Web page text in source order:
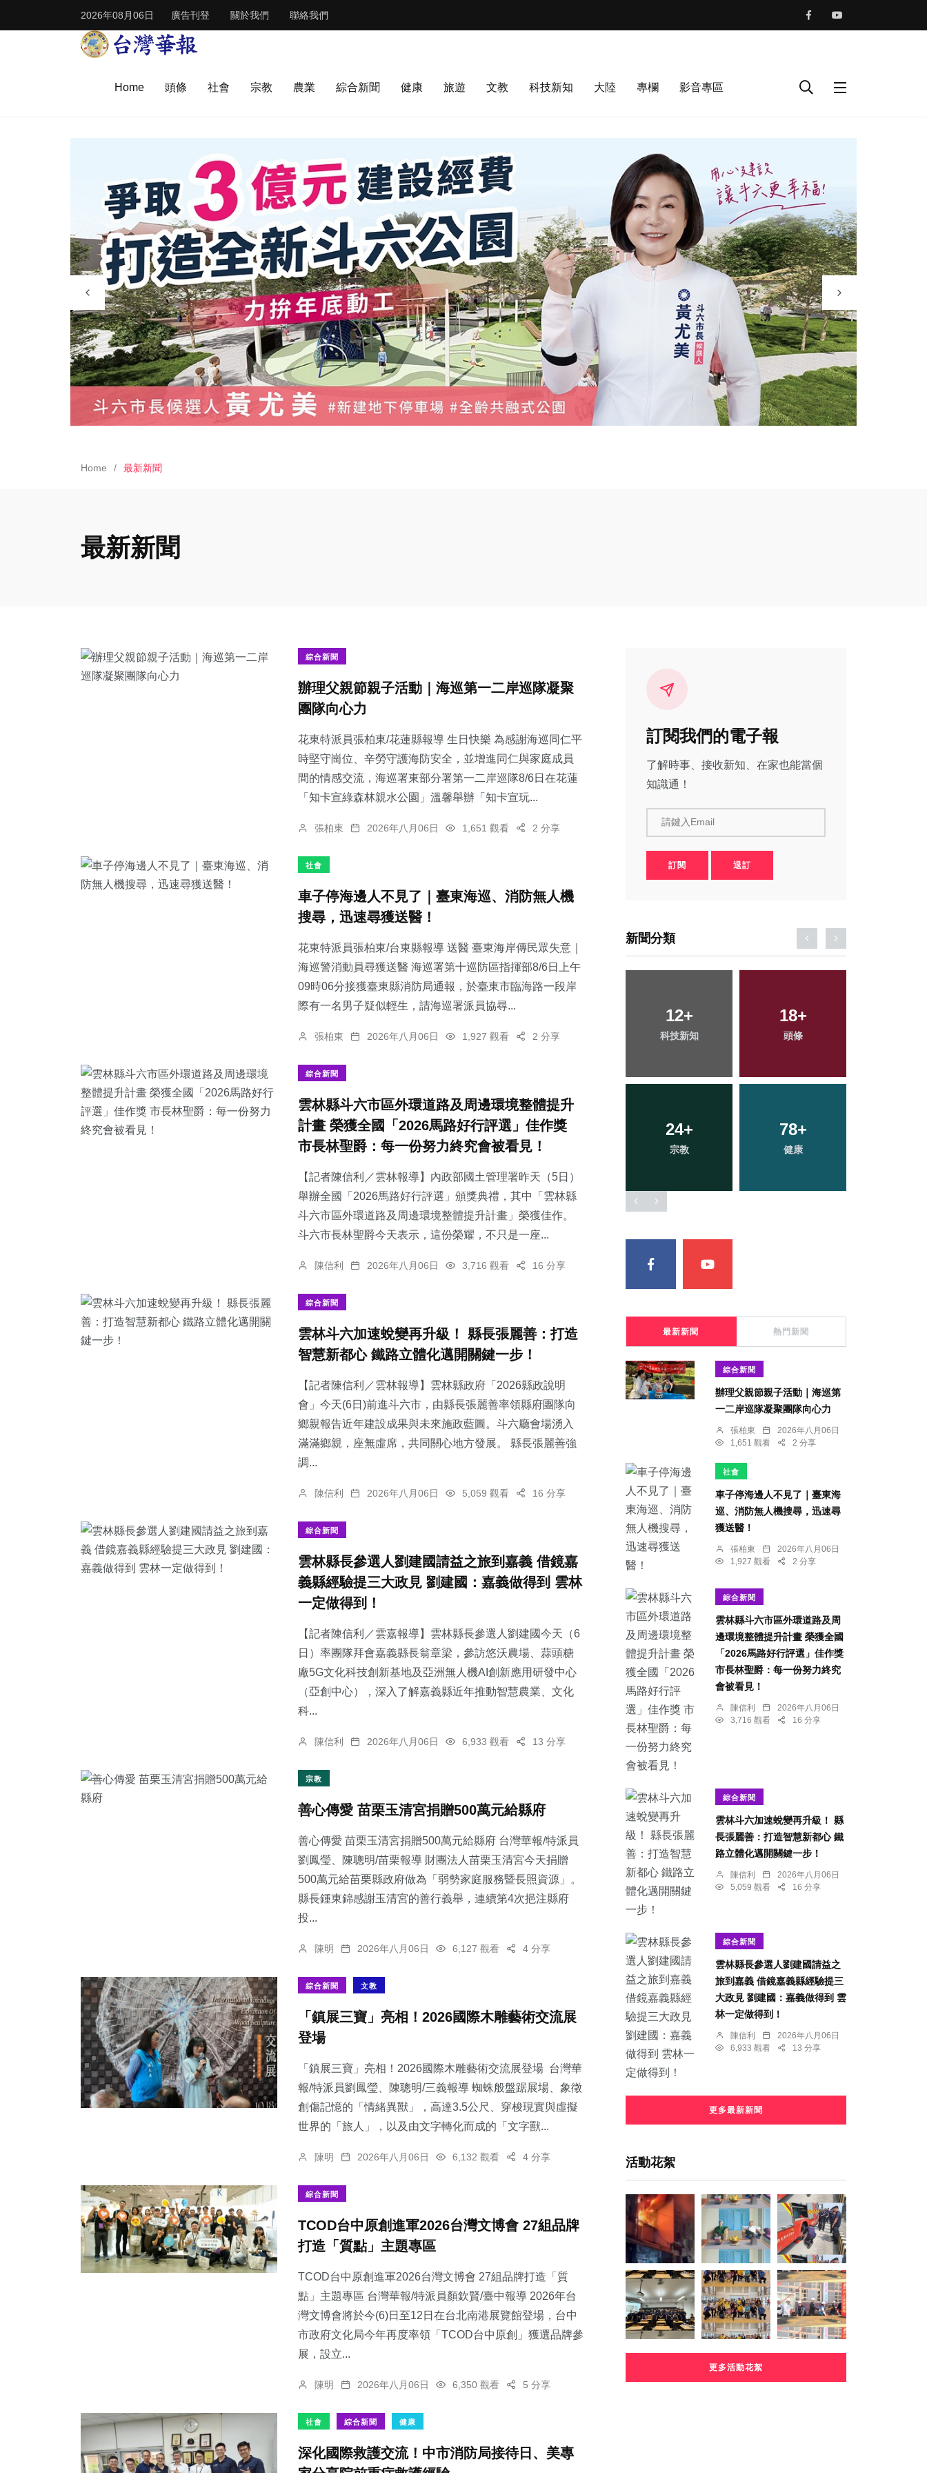
2026年08月06日 廣告刊登 關於我們 聯絡我們
Home 頭條 社會 宗教 農業 綜合新聞 健康 旅遊 文教 科技新知 大陸 專欄 影音專區
Home 最新新聞
最新新聞
綜合新聞
辦理父親節親子活動｜海巡第一二岸巡隊凝聚
團隊向心力
花東特派員張柏東/花蓮縣報導 生日快樂 為感謝海巡同仁平
時堅守崗位、辛勞守護海防安全，並增進同仁與家庭成員
間的情感交流，海巡署東部分署第一二岸巡隊8/6日在花蓮
「知卡宣綠森林親水公園」溫馨舉辦「知卡宣玩...
張柏東 2026年八月06日 1,651 觀看 2 分享
社會
車子停海邊人不見了｜臺東海巡、消防無人機
搜尋，迅速尋獲送醫！
花東特派員張柏東/台東縣報導 送醫 臺東海岸傳民眾失意｜
海巡警消動員尋獲送醫 海巡署第十巡防區指揮部8/6日上午
09時06分接獲臺東縣消防局通報，於臺東市臨海路一段岸
際有一名男子疑似輕生，請海巡署派員協尋...
張柏東 2026年八月06日 1,927 觀看 2 分享
綜合新聞
雲林縣斗六市區外環道路及周邊環境整體提升
計畫 榮獲全國「2026馬路好行評選」佳作獎
市長林聖爵：每一份努力終究會被看見！
【記者陳信利／雲林報導】內政部國土管理署昨天（5日）
舉辦全國「2026馬路好行評選」頒獎典禮，其中「雲林縣
斗六市區外環道路及周邊環境整體提升計畫」榮獲佳作。
斗六市長林聖爵今天表示，這份榮耀，不只是一座...
陳信利 2026年八月06日 3,716 觀看 16 分享
綜合新聞
雲林斗六加速蛻變再升級！ 縣長張麗善：打造
智慧新都心 鐵路立體化邁開關鍵一步！
【記者陳信利／雲林報導】雲林縣政府「2026縣政說明
會」今天(6日)前進斗六市，由縣長張麗善率領縣府團隊向
鄉親報告近年建設成果與未來施政藍圖。斗六廳會場湧入
滿滿鄉親，座無虛席，共同關心地方發展。 縣長張麗善強
調...
陳信利 2026年八月06日 5,059 觀看 16 分享
綜合新聞
雲林縣長參選人劉建國請益之旅到嘉義 借鏡嘉
義縣經驗提三大政見 劉建國：嘉義做得到 雲林
一定做得到！
【記者陳信利／雲嘉報導】雲林縣長參選人劉建國今天（6
日）率團隊拜會嘉義縣長翁章梁，參訪悠沃農場、蒜頭糖
廠5G文化科技創新基地及亞洲無人機AI創新應用研發中心
（亞創中心），深入了解嘉義縣近年推動智慧農業、文化
科...
陳信利 2026年八月06日 6,933 觀看 13 分享
宗教
善心傳愛 苗栗玉清宮捐贈500萬元給縣府
善心傳愛 苗栗玉清宮捐贈500萬元給縣府 台灣華報/特派員
劉鳳瑩、陳聰明/苗栗報導 財團法人苗栗玉清宮今天捐贈
500萬元給苗栗縣政府做為「弱勢家庭服務暨長照資源」。
縣長鍾東錦感謝玉清宮的善行義舉，連續第4次挹注縣府
投...
陳明 2026年八月06日 6,127 觀看 4 分享
綜合新聞 文教
「鎮展三寶」亮相！2026國際木雕藝術交流展
登場
「鎮展三寶」亮相！2026國際木雕藝術交流展登場 台灣華
報/特派員劉鳳瑩、陳聰明/三義報導 蜘蛛般盤踞展場、象徵
創傷記憶的「情緒異獸」，高達3.5公尺、穿梭現實與虛擬
世界的「旅人」，以及由文字轉化而成的「文字獸...
陳明 2026年八月06日 6,132 觀看 4 分享
綜合新聞
TCOD台中原創進軍2026台灣文博會 27組品牌
打造「質點」主題專區
TCOD台中原創進軍2026台灣文博會 27組品牌打造「質
點」主題專區 台灣華報/特派員顏欽賢/臺中報導 2026年台
灣文博會將於今(6)日至12日在台北南港展覽館登場，台中
市政府文化局今年再度率領「TCOD台中原創」獲選品牌參
展，設立...
陳明 2026年八月06日 6,350 觀看 5 分享
社會 綜合新聞 健康
深化國際救護交流！中市消防局接待日、美專
訂閱我們的電子報
了解時事、接收新知、在家也能當個
知識通！
請鍵入Email
訂閱 退訂
新聞分類
43+
147 +
社會
12+
科技新知
24+
宗教
78
0+
大陸
86+
文教
27+
農業
43+
專欄
最新新聞 熱門新聞
綜合新聞
辦理父親節親子活動｜海巡第
一二岸巡隊凝聚團隊向心力
張柏東
2026年八月06日
1,651 觀看
2 分享
社會
車子停海邊人不見了｜臺東海
巡、消防無人機搜尋，迅速尋
獲送醫！
張柏東
2026年八月06日
1,927 觀看
2 分享
綜合新聞
雲林縣斗六市區外環道路及周
邊環境整體提升計畫 榮獲全國
「2026馬路好行評選」佳作獎
市長林聖爵：每一份努力終究
會被看見！
陳信利
2026年八月06日
3,716 觀看
16 分享
綜合新聞
雲林斗六加速蛻變再升級！ 縣
長張麗善：打造智慧新都心 鐵
路立體化邁開關鍵一步！
陳信利
2026年八月06日
5,059 觀看
16 分享
綜合新聞
雲林縣長參選人劉建國請益之
旅到嘉義 借鏡嘉義縣經驗提三
大政見 劉建國：嘉義做得到 雲
林一定做得到！
陳信利
2026年八月06日
6,933 觀看
13 分享
更多最新新聞
活動花絮
更多活動花絮